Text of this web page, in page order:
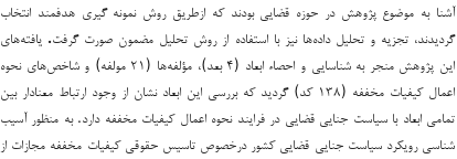
آشنا به موضوع پژوهش در حوزه قضایی بودند که ازطریق روش نمونه گیری هدفمند انتخاب
گردیدند، تجزیه و تحلیل داده‌ها نیز با استفاده از روش تحلیل مضمون صورت گرفت. یافته‌های
این پژوهش منجر به شناسایی و احصاء ابعاد (۴ بعد)، مؤلفه‌ها (۲۱ مولفه) و شاخص‌های نحوه
اعمال کیفیات مخففه (۱۳۸ کد) گردید که بررسی این ابعاد نشان از وجود ارتباط معنادار بین
تمامی ابعاد با سیاست جنایی قضایی در فرایند نحوه اعمال کیفیات مخففه دارد. به منظور آسیب
شناسی رویکرد سیاست جنایی قضایی کشور درخصوص تاسیس حقوقی کیفیات مخففه مجازات از